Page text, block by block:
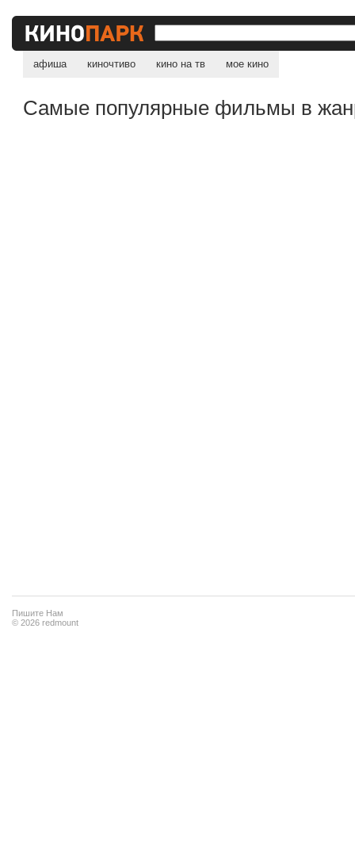
афиша киночтиво кино на тв мое кино
Самые популярные фильмы в
Пишите Нам
© 2026 redmount